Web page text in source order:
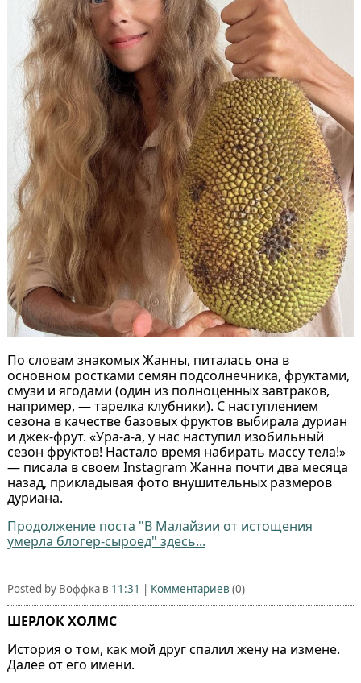
По словам знакомых Жанны, питалась она в
основном ростками семян подсолнечника, фруктами,
смузи и ягодами (один из полноценных завтраков,
например, — тарелка клубники). С наступлением
сезона в качестве базовых фруктов выбирала дуриан
и джек-фрут. «Ура-а-а, у нас наступил изобильный
сезон фруктов! Настало время набирать массу тела!»
— писала в своем Instagram Жанна почти два месяца
назад, прикладывая фото внушительных размеров
дуриана.
Продолжение поста "В Малайзии от истощения
умерла блогер-сыроед" здесь...
Posted by Воффка в 11:31 | Комментариев (0)
ШЕРЛОК ХОЛМС
История о том, как мой друг спалил жену на измене.
Далее от его имени.